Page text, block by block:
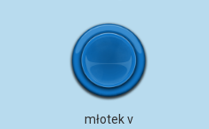
młotek v